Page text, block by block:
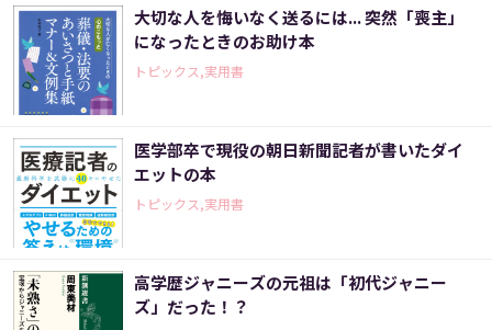
大切な人を悔いなく送るには... 突然「喪主」
になったときのお助け本
トピックス,実用書
医学部卒で現役の朝日新聞記者が書いたダイ
エットの本
トピックス,実用書
高学歴ジャニーズの元祖は「初代ジャニー
ズ」だった！？